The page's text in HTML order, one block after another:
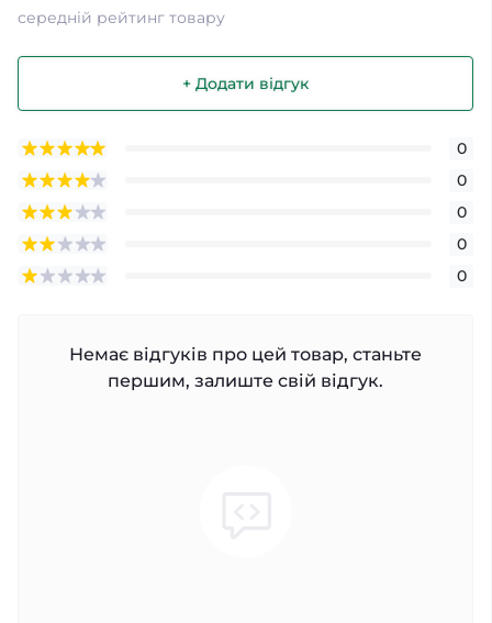
середній рейтинг товару
+ Додати відгук
0
0
0
0
0
Немає відгуків про цей товар, станьте
першим, залиште свій відгук.